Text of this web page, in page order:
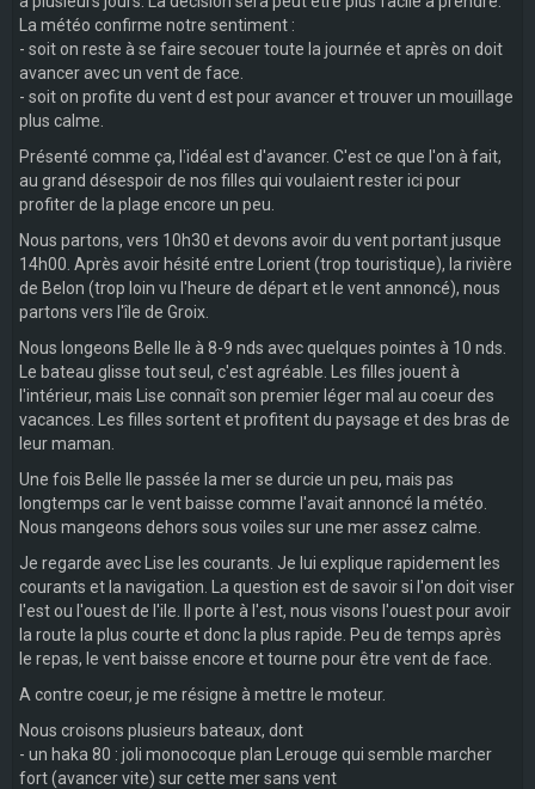
La météo confirme notre sentiment :
- soit on reste à se faire secouer toute la journée et après on doit
avancer avec un vent de face.
- soit on profite du vent d est pour avancer et trouver un mouillage
plus calme.
Présenté comme ça, l'idéal est d'avancer. C'est ce que l'on à fait,
au grand désespoir de nos filles qui voulaient rester ici pour
profiter de la plage encore un peu.
Nous partons, vers 10h30 et devons avoir du vent portant jusque
14h00. Après avoir hésité entre Lorient (trop touristique), la rivière
de Belon (trop loin vu l'heure de départ et le vent annoncé), nous
partons vers l'île de Groix.
Nous longeons Belle Ile à 8-9 nds avec quelques pointes à 10 nds.
Le bateau glisse tout seul, c'est agréable. Les filles jouent à
l'intérieur, mais Lise connaît son premier léger mal au coeur des
vacances. Les filles sortent et profitent du paysage et des bras de
leur maman.
Une fois Belle Ile passée la mer se durcie un peu, mais pas
longtemps car le vent baisse comme l'avait annoncé la météo.
Nous mangeons dehors sous voiles sur une mer assez calme.
Je regarde avec Lise les courants. Je lui explique rapidement les
courants et la navigation. La question est de savoir si l'on doit viser
l'est ou l'ouest de l'ile. Il porte à l'est, nous visons l'ouest pour avoir
la route la plus courte et donc la plus rapide. Peu de temps après
le repas, le vent baisse encore et tourne pour être vent de face.
A contre coeur, je me résigne à mettre le moteur.
Nous croisons plusieurs bateaux, dont
- un haka 80 : joli monocoque plan Lerouge qui semble marcher
fort (avancer vite) sur cette mer sans vent